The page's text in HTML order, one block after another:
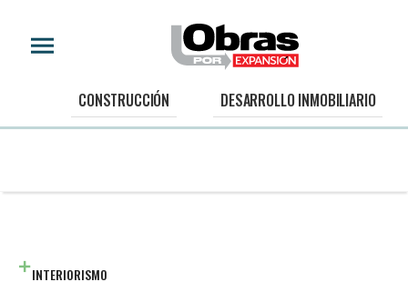
CONSTRUCCIÓN DESARROLLO INMOBILIARIO
INTERIORISMO